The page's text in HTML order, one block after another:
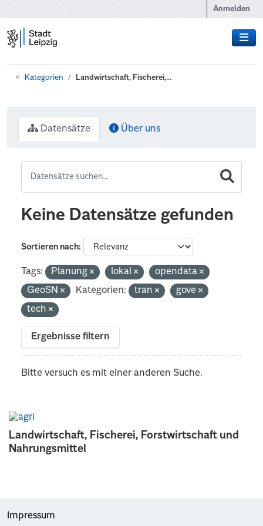
Anmelden
Kategorien Landwirtschaft, Fischerei,...
Landwirtschaft, Fischerei, Forstwirtschaft und
Nahrungsmittel
Datensätze Über uns
Keine Datensätze gefunden
Sortieren nach
Tags: Planung lokal
opendata
GeoSN
Kategorien: tran
gove
tech
Ergebnisse filtern
Bitte versuch es mit einer anderen Suche.
Impressum